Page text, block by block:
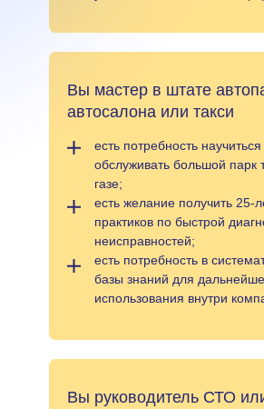
Вы мастер в штате
автосалона или такси
есть потребность
обслуживать большой парк
газе;
есть желание получить 25-
практиков по быстрой
неисправностей;
есть потребность в
базы знаний для
использования внутри
Вы руководитель СТО